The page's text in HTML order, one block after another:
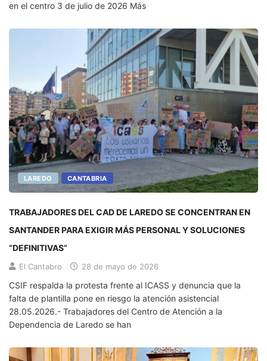
en el centro 3 de julio de 2026 Más
LAREDO CANTABRIA
TRABAJADORES DEL CAD DE LAREDO SE CONCENTRAN EN
SANTANDER PARA EXIGIR MÁS PERSONAL Y SOLUCIONES
“DEFINITIVAS”
El Cantabro 28 de mayo de 2026
CSIF respalda la protesta frente al ICASS y denuncia que la
falta de plantilla pone en riesgo la atención asistencial
28.05.2026.- Trabajadores del Centro de Atención a la
Dependencia de Laredo se han